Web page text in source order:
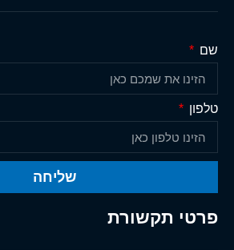
פרטי תקשורת
שם
טלפון
שליחה